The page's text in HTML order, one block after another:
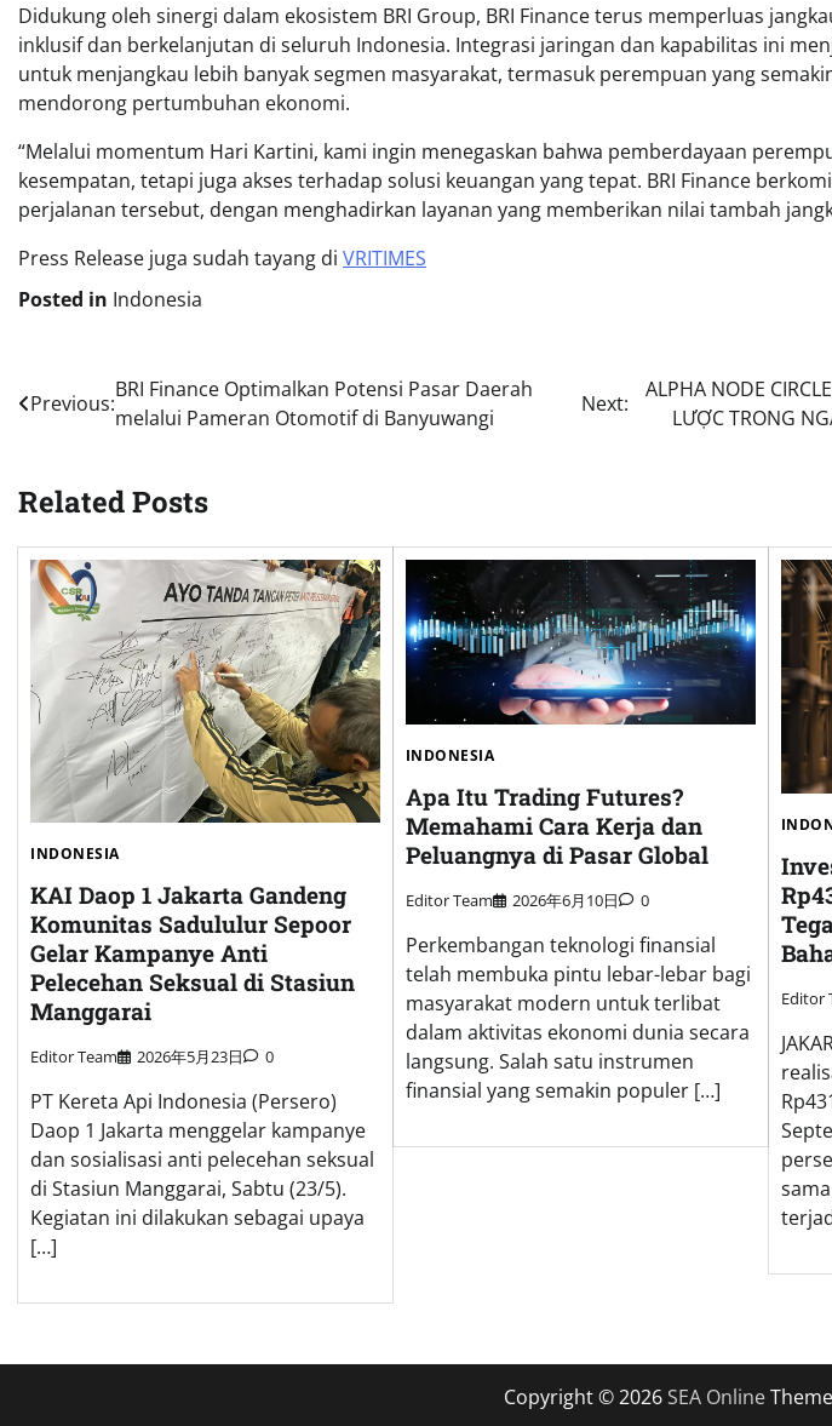
Didukung oleh sinergi dalam ekosistem BRI Group, BRI Finance terus memperluas
inklusif dan berkelanjutan di seluruh Indonesia. Integrasi jaringan dan kapabilitas ini
untuk menjangkau lebih banyak segmen masyarakat, termasuk perempuan yang
mendorong pertumbuhan ekonomi.
“Melalui momentum Hari Kartini, kami ingin menegaskan bahwa pemberdayaan
kesempatan, tetapi juga akses terhadap solusi keuangan yang tepat. BRI Finance
perjalanan tersebut, dengan menghadirkan layanan yang memberikan nilai tambah
Press Release juga sudah tayang di VRITIMES
Posted in Indonesia
Post
navigation
Previous:
BRI Finance Optimalkan Potensi Pasar Daerah
melalui Pameran Otomotif di Banyuwangi
Next:
ALPHA NODE
LƯỢC TRONG
Related Posts
INDONESIA
KAI Daop 1 Jakarta Gandeng
Komunitas Sadululur Sepoor
Gelar Kampanye Anti
Pelecehan Seksual di Stasiun
Manggarai
Editor Team 2026年5月23日 0
PT Kereta Api Indonesia (Persero)
Daop 1 Jakarta menggelar kampanye
dan sosialisasi anti pelecehan seksual
di Stasiun Manggarai, Sabtu (23/5).
Kegiatan ini dilakukan sebagai upaya
[…]
INDONESIA
Apa Itu Trading Futures?
Memahami Cara Kerja dan
Peluangnya di Pasar Global
Editor Team 2026年6月10日 0
Perkembangan teknologi finansial
telah membuka pintu lebar-lebar bagi
masyarakat modern untuk terlibat
dalam aktivitas ekonomi dunia secara
langsung. Salah satu instrumen
finansial yang semakin populer […]
Editor
Copyright © 2026SEA Online